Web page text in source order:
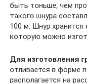
быть тоньше, чем
такого шнура
100 м. Шнур
которую можно
Для изготовления
отливается в форме
располагается на